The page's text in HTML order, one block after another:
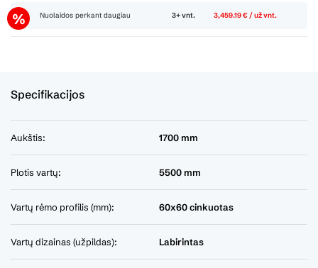
Nuolaidos perkant daugiau 3+ vnt. 3,459.19 € / už vnt.
Specifikacijos
Aukštis: 1700 mm
Plotis vartų: 5500 mm
Vartų rėmo profilis (mm): 60x60 cinkuotas
Vartų dizainas (užpildas): Labirintas